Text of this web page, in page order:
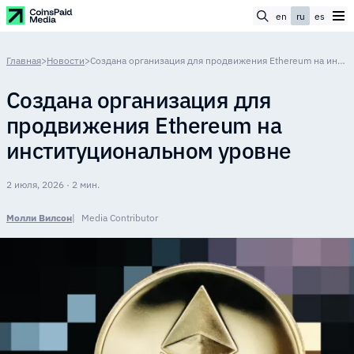
en ru es
Главная>Новости> Создана организация для продвижения Ethereum на институциональном уровне
Создана организация для
продвижения Ethereum на
институциональном уровне
2 июля, 2026 · 2 мин.
Молли Вилсон Media Contributor